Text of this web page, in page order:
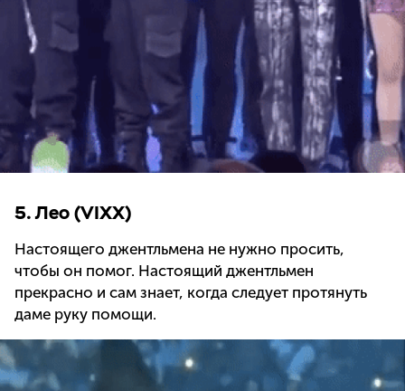
5. Лео (VIXX)
Настоящего джентльмена не нужно просить,
чтобы он помог. Настоящий джентльмен
прекрасно и сам знает, когда следует протянуть
даме руку помощи.